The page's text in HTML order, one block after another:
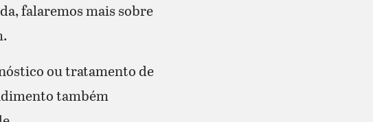
falaremos mais sobre
ou tratamento de
também